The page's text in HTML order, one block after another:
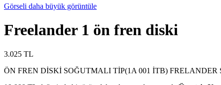
Görseli daha büyük görüntüle
Freelander 1 ön fren diski
3.025 TL
ÖN FREN DİSKİ SOĞUTMALI TİP(1A 001 İTB) FRELANDER